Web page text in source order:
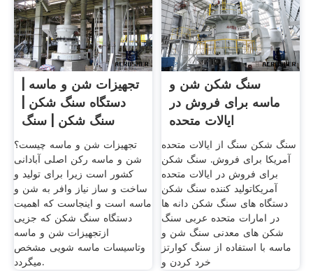
تجهیزات شن و ماسه |
دستگاه سنگ شکن |
سنگ شکن | سنگ
شکن دست
تجهیزات شن و ماسه چیست؟
شن و ماسه رکن اصلی آبادانی
کشور است زیرا برای تولید و
ساخت و ساز نیاز وافر به شن و
ماسه است و اینجاست که اهمیت
دستگاه سنگ شکن که جزیی
ازتجهیزات شن و ماسه
وتاسیسات ماسه شویی مشخص
میگردد.
سنگ شکن شن و
ماسه برای فروش در
ایالات متحده
سنگ شکن سنگ از ایالات متحده
آمریکا برای فروش. سنگ شکن
برای فروش در ایالات متحده
آمریکاتولید کننده سنگ شکن
دستگاه های سنگ شکن دانه ها
در امارات متحده عربی سنگ
شکن های معدنی سنگ شن و
ماسه با استفاده از سنگ کوارتز
خرد کردن و